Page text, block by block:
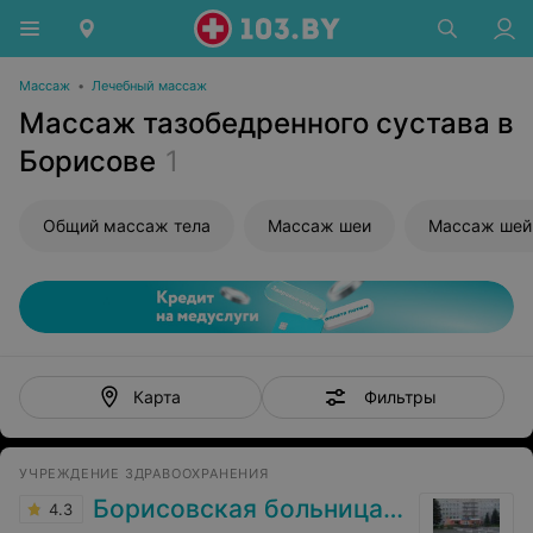
Массаж • Лечебный массаж
Массаж тазобедренного сустава в
Борисове 1
Общий массаж тела Массаж шеи
Карта Фильтры
УЧРЕЖДЕНИЕ ЗДРАВООХРАНЕНИЯ
4.3 Борисовская больница № 2